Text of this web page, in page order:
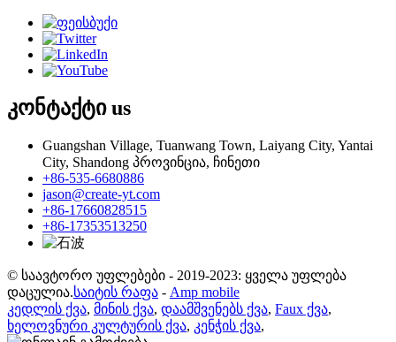
კონტაქტიus
Guangshan Village, Tuanwang Town, Laiyang City, Yantai
City, Shandong პროვინცია, ჩინეთი
+86-535-6680886
jason@create-yt.com
+86-17660828515
+86-17353513250
© საავტორო უფლებები - 2019-2023: ყველა უფლება
დაცულია.საიტის რაფა - Amp mobile
კედლის ქვა, მინის ქვა, დაამშვენებს ქვა, Faux ქვა,
ხელოვნური კულტურის ქვა, კენჭის ქვა,